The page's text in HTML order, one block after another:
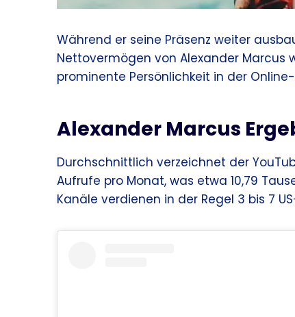
Während er seine Präsenz weiter
Nettovermögen von Alexander Marcus
prominente Persönlichkeit in der
Alexander Marcus
Durchschnittlich verzeichnet der
Aufrufe pro Monat, was etwa 10,79
Kanäle verdienen in der Regel 3 bis 7